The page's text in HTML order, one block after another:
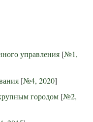
управления [№1,
[№4, 2020]
городом [№2,